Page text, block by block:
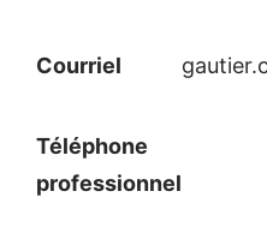
Courriel
Téléphone
professionnel